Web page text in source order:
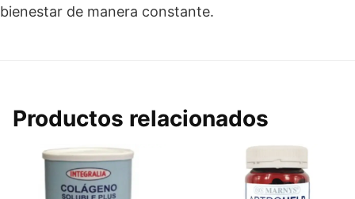
bienestar de manera constante.
Productos relacionados